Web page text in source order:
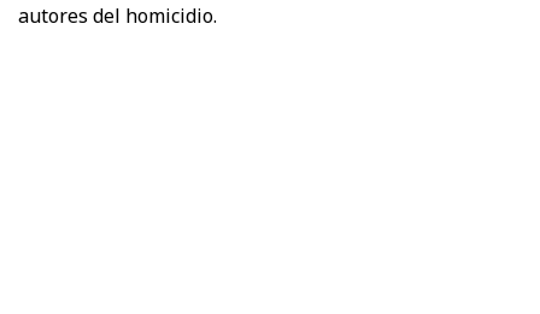
autores del homicidio.